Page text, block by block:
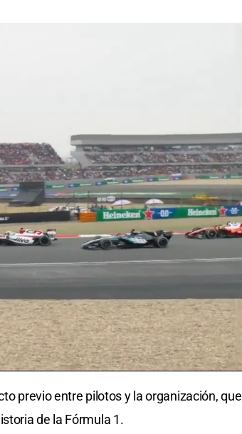
previo entre pilotos y la organización, que
de la Fórmula 1.